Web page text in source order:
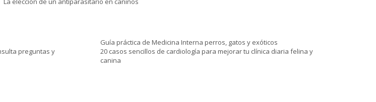
preguntas y
Guía práctica de Medicina Interna perros, gatos y exóticos
20 casos sencillos de cardiología para mejorar tu clínica diaria felina y
canina